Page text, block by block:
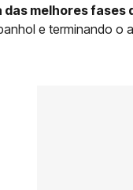
das melhores
e terminando o